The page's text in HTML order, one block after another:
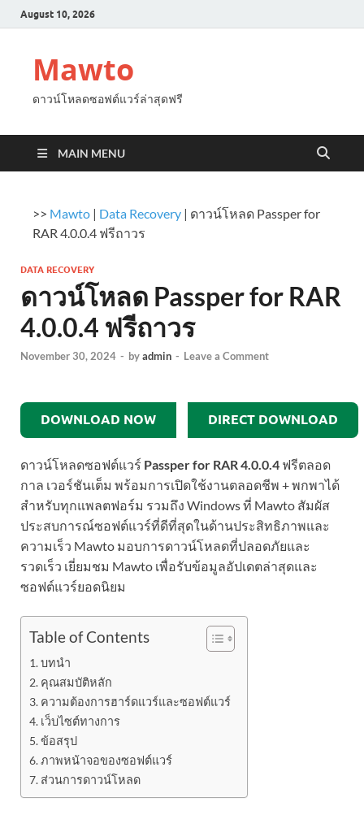
August 10, 2026
Mawto
ดาวน์โหลดซอฟต์แวร์ล่าสุดฟรี
MAIN MENU
>> Mawto | Data Recovery | ดาวน์โหลด Passper for
RAR 4.0.0.4 ฟรีถาวร
DATA RECOVERY
ดาวน์โหลด Passper for RAR
4.0.0.4 ฟรีถาวร
November 30, 2024 - byadmin - Leave a Comment
DOWNLOAD NOW DIRECT DOWNLOAD
ดาวน์โหลดซอฟต์แวร์ Passper for RAR 4.0.0.4 ฟรีตลอด
กาล เวอร์ชันเต็ม พร้อมการเปิดใช้งานตลอดชีพ + พกพาได้
สำหรับทุกแพลตฟอร์ม รวมถึง Windows ที่ Mawto สัมผัส
ประสบการณ์ซอฟต์แวร์ที่ดีที่สุดในด้านประสิทธิภาพและ
ความเร็ว Mawto มอบการดาวน์โหลดที่ปลอดภัยและ
รวดเร็ว เยี่ยมชม Mawto เพื่อรับข้อมูลอัปเดตล่าสุดและ
ซอฟต์แวร์ยอดนิยม
Table of Contents
บทนำ
คุณสมบัติหลัก
ความต้องการฮาร์ดแวร์และซอฟต์แวร์
เว็บไซต์ทางการ
ข้อสรุป
ภาพหน้าจอของซอฟต์แวร์
ส่วนการดาวน์โหลด